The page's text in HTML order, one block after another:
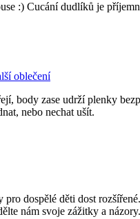
:) Cucání dudlíků je
oblečení
body zase udrží plenky
nebo nechat ušít.
dospělé děti dost
nám svoje zážitky a